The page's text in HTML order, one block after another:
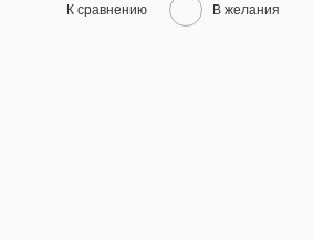
К сравнению В желания